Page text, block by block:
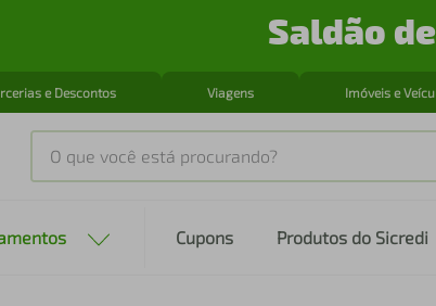
Saldão
e Descontos Viagens Imóveis e
O que você está procurando?
Cupons Produtos do Sicredi